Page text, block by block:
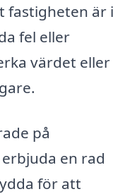
fastigheten är i
fel eller
värdet eller
på
en rad
för att